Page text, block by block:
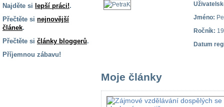
Najděte si lepší práci!.
Přečtěte si nejnovější
článek.
Přečtěte si články bloggerů.
Příjemnou zábavu!
Jméno:
Ročník:
Datum
Moje články